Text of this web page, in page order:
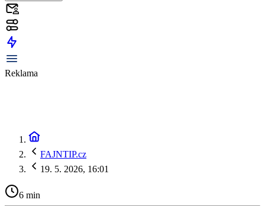
Reklama
FAJNTIP.cz
19. 5. 2026, 16:01
6 min